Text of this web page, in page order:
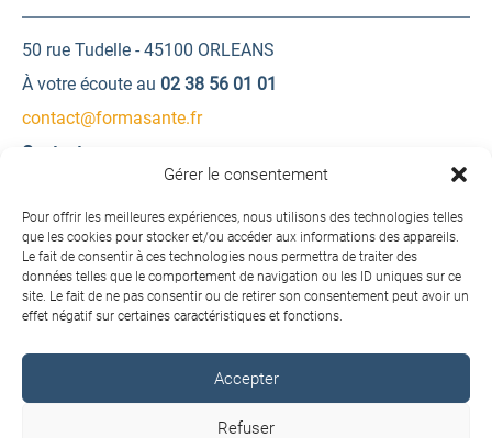
Gérer le consentement
Pour offrir les meilleures expériences, nous utilisons des technologies telles
que les cookies pour stocker et/ou accéder aux informations des appareils.
Le fait de consentir à ces technologies nous permettra de traiter des
données telles que le comportement de navigation ou les ID uniques sur ce
site. Le fait de ne pas consentir ou de retirer son consentement peut avoir un
effet négatif sur certaines caractéristiques et fonctions.
Accepter
Refuser
50 rue Tudelle - 45100 ORLEANS
À votre écoute au 02 38 56 01 01
contact@formasante.fr
Contactez-nous
Une question ? Une demande d’information ?
Contactez-nous
Copyright © 2026 FORMA SANTÉ. Tous droits réservés.